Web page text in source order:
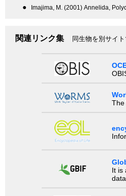
● Imajima, M. (2001) Annelida,
関連リンク集 同生物を別サイ
The
It is